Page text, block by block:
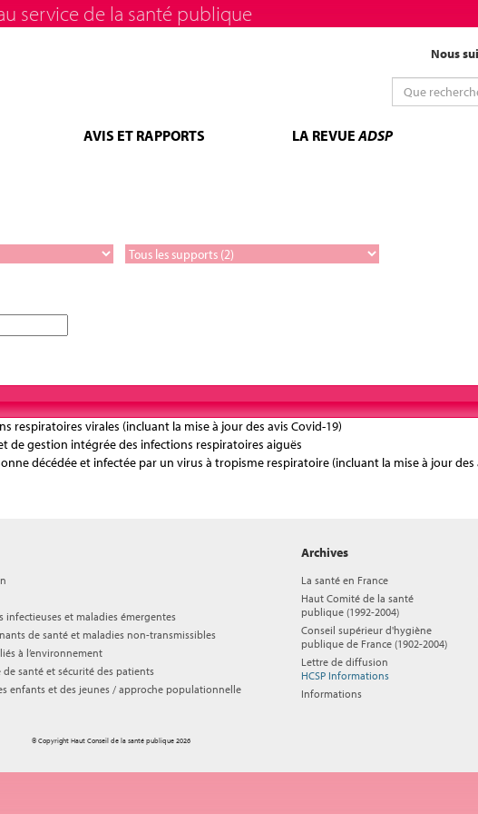
service de la santé publique
Nous
AVIS ET RAPPORTS LA REVUEADSP
respiratoires virales (incluant la mise à jour des avis Covid-19)
de gestion intégrée des infections respiratoires aiguës
décédée et infectée par un virus à tropisme respiratoire (incluant la mise à jour
infectieuses et maladies émergentes
de santé et maladies non-transmissibles
à l’environnement
de santé et sécurité des patients
enfants et des jeunes / approche populationnelle
Archives
La santé en France
Haut Comité de la santé
publique (1992-2004)
Conseil supérieur d'hygiène
publique de France (1902-2004)
Lettre de diffusion
HCSP Informations
Informations
© Copyright Haut Conseil de la santé publique 2026